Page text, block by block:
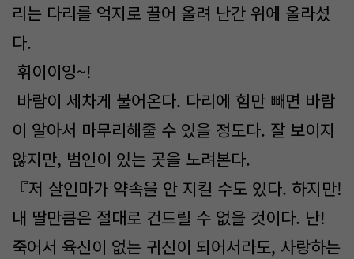
리는 다리를 억지로 끌어 올려 난간 위에 올라섰
다.
휘이이잉~!
바람이 세차게 불어온다. 다리에 힘만 빼면 바람
이 알아서 마무리해줄 수 있을 정도다. 잘 보이지
않지만, 범인이 있는 곳을 노려본다.
『저 살인마가 약속을 안 지킬 수도 있다. 하지만!
내 딸만큼은 절대로 건드릴 수 없을 것이다. 난!
죽어서 육신이 없는 귀신이 되어서라도, 사랑하는